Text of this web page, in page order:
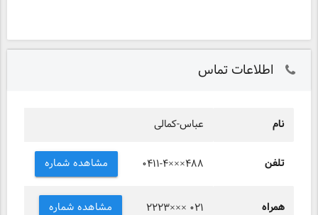
اطلاعات تماس
نام عباس-كمالی
تلفن ۰۴۱۱-۴×××۴۸۸ مشاهده شماره
همراه ۲۲۲۳××× ۰۲۱ مشاهده شماره